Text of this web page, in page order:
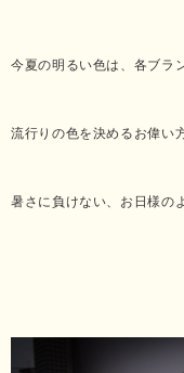
今夏の明るい色は、各ブラ
流行りの色を決めるお偉い
暑さに負けない、お日様の